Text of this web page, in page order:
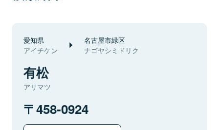
愛知県
アイチケン
名古屋市緑区
ナゴヤシミドリク
有松
アリマツ
458-0924